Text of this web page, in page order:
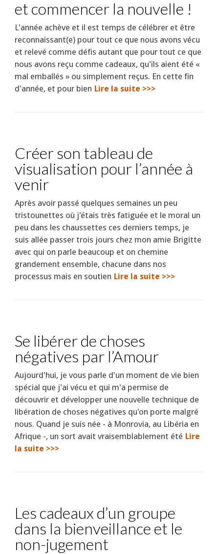
et commencer la nouvelle !
L'année achève et il est temps de célébrer et être
reconnaissant(e) pour tout ce que nous avons vécu
et relevé comme défis autant que pour tout ce que
nous avons reçu comme cadeaux, qu'ils aient été «
mal emballés » ou simplement reçus. En cette fin
d'année, et pour bien Lire la suite >>>
Créer son tableau de
visualisation pour l’année à
venir
Après avoir passé quelques semaines un peu
tristounettes où j'étais très fatiguée et le moral un
peu dans les chaussettes ces derniers temps, je
suis allée passer trois jours chez mon amie Brigitte
avec qui on parle beaucoup et on chemine
grandement ensemble, chacune dans nos
processus mais en soutien Lire la suite >>>
Se libérer de choses
négatives par l’Amour
Aujourd'hui, je vous parle d'un moment de vie bien
spécial que j'ai vécu et qui m'a permise de
découvrir et développer une nouvelle technique de
libération de choses négatives qu'on porte malgré
nous. Quand je suis née - à Monrovia, au Libéria en
Afrique -, un sort avait vraisemblablement été Lire
la suite >>>
Les cadeaux d’un groupe
dans la bienveillance et le
non-jugement